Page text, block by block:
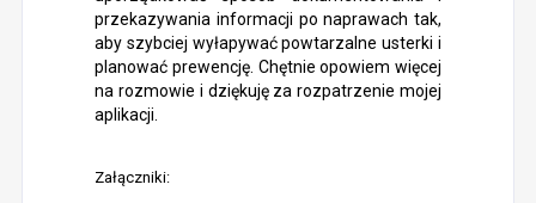
przekazywania informacji po naprawach tak,
aby szybciej wyłapywać powtarzalne usterki i
planować prewencję. Chętnie opowiem więcej
na rozmowie i dziękuję za rozpatrzenie mojej
aplikacji.
Załączniki: